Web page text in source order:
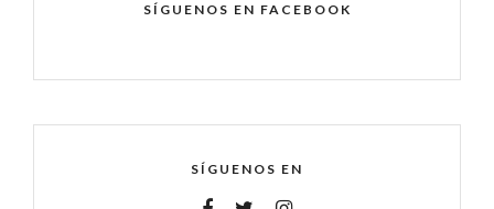
SÍGUENOS EN FACEBOOK
SÍGUENOS EN